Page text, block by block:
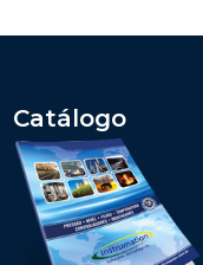
Catálogo